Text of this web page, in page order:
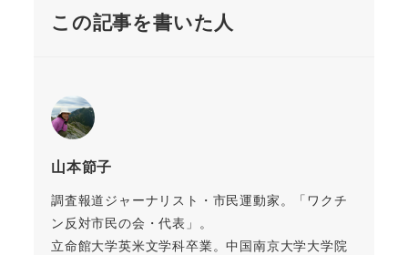
この記事を書いた人
山本節子
調査報道ジャーナリスト・市民運動家。「ワクチ
ン反対市民の会・代表」。
立命館大学英米文学科卒業。中国南京大学大学院